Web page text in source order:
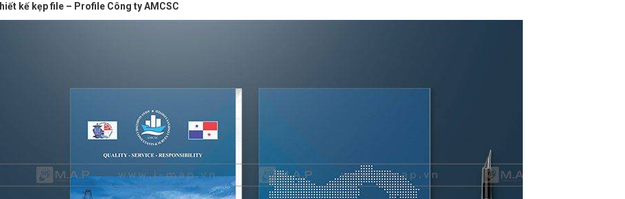
kế kẹp file – Profile Công ty AMCSC